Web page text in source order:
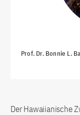
Prof. Dr. Bonnie L.
Der Hawaiianische